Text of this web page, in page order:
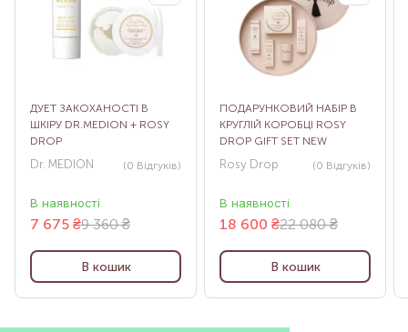
ДУЕТ ЗАКОХАНОСТІ В
ШКІРУ DR.MEDION + ROSY
DROP
Dr. MEDION (0 Відгуків)
В наявності
9 360 ₴
7 675 ₴
В кошик
ПОДАРУНКОВИЙ НАБІР В
КРУГЛІЙ КОРОБЦІ ROSY
DROP GIFT SET NEW
Rosy Drop (0 Відгуків)
В наявності
22 080 ₴
18 600 ₴
В кошик